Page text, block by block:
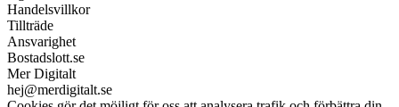
Handelsvillkor
Tillträde
Ansvarighet
Bostadslott.se
Mer Digitalt
hej@merdigitalt.se